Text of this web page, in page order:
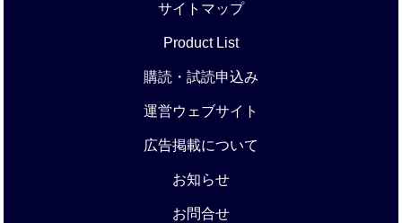
サイトマップ
Product List
購読・試読申込み
運営ウェブサイト
広告掲載について
お知らせ
お問合せ